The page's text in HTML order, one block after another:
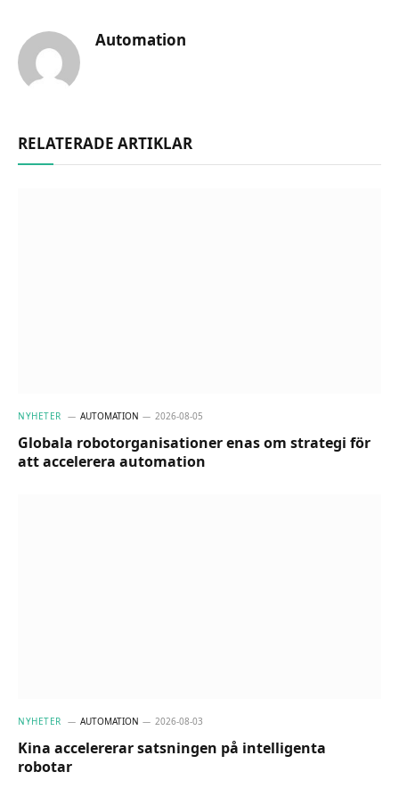
Automation
RELATERADE ARTIKLAR
NYHETER AUTOMATION 2026-08-05
Globala robotorganisationer enas om strategi för
att accelerera automation
NYHETER AUTOMATION 2026-08-03
Kina accelererar satsningen på intelligenta
robotar